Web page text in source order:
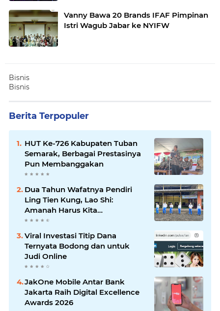
Vanny Bawa 20 Brands IFAF Pimpinan
Istri Wagub Jabar ke NYIFW
Bisnis
Bisnis
Berita Terpopuler
HUT Ke-726 Kabupaten Tuban
Semarak, Berbagai Prestasinya
Pun Membanggakan
Dua Tahun Wafatnya Pendiri
Ling Tien Kung, Lao Shi:
Amanah Harus Kita
Laksanakan!
Viral Investasi Titip Dana
Ternyata Bodong dan untuk
Judi Online
JakOne Mobile Antar Bank
Jakarta Raih Digital Excellence
Awards 2026